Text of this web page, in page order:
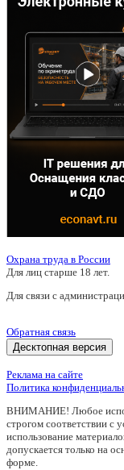
Охрана труда в России
Для лиц старше 18 лет.
Для связи с
Обратная связь
Десктопная версия
Реклама на сайте
Политика
ВНИМАНИЕ! Любое
строгом соответствии с
использование
допускается только на
форме.